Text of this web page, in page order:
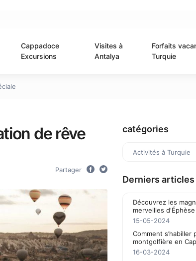
Cappadoce
Excursions
Visites à
Antalya
Forfaits
Turquie
de rêve
Partager
catégories
Activités à Turquie
Derniers articles
Découvrez les
merveilles d'Éphèse
15-05-2024
Comment s’habiller
montgolfière en
16-03-2024